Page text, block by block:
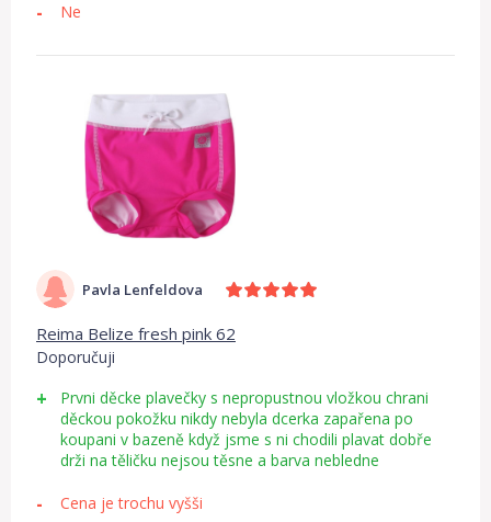
Ne
Pavla Lenfeldova
Reima Belize fresh pink 62
Doporučuji
Prvni děcke plavečky s nepropustnou vložkou chrani
děckou pokožku nikdy nebyla dcerka zapařena po
koupani v bazeně když jsme s ni chodili plavat dobře
drži na těličku nejsou těsne a barva nebledne
Cena je trochu vyšši